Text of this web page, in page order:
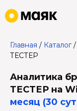
Главная / Каталог/
ТЕСТЕР
Аналитика
ТЕСТЕР на
месяц (30